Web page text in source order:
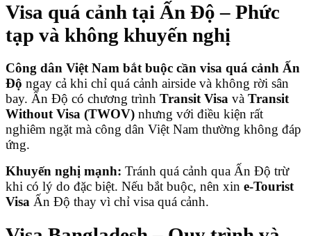
Visa quá cảnh tại Ấn Độ – Phức
tạp và không khuyến nghị
Công dân Việt Nam bắt buộc cần visa quá cảnh Ấn
Độ ngay cả khi chỉ quá cảnh airside và không rời sân
bay. Ấn Độ có chương trình Transit Visa và Transit
Without Visa (TWOV) nhưng với điều kiện rất
nghiêm ngặt mà công dân Việt Nam thường không đáp
ứng.
Khuyến nghị mạnh: Tránh quá cảnh qua Ấn Độ trừ
khi có lý do đặc biệt. Nếu bắt buộc, nên xin e-Tourist
Visa Ấn Độ thay vì chỉ visa quá cảnh.